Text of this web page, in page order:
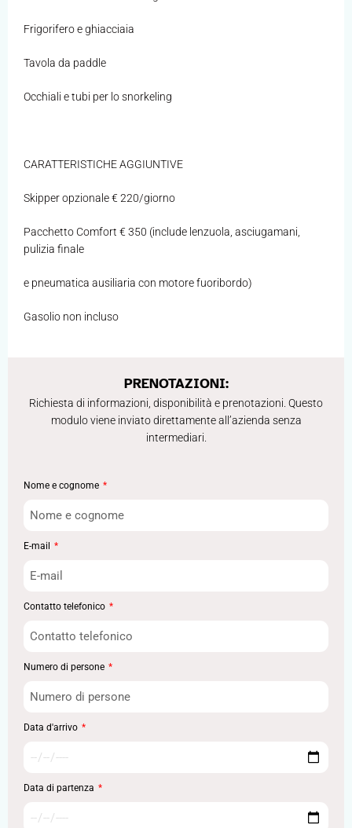
PRENOTAZIONI:
Richiesta di informazioni, disponibilità e prenotazioni. Questo
modulo viene inviato direttamente all’azienda senza
intermediari.
Nome e cognome
E-mail
Contatto telefonico
Numero di persone
Data d'arrivo
Data di partenza
Frigorifero e ghiacciaia
Tavola da paddle
Occhiali e tubi per lo snorkeling
CARATTERISTICHE AGGIUNTIVE
Skipper opzionale € 220/giorno
Pacchetto Comfort € 350 (include lenzuola, asciugamani,
pulizia finale
e pneumatica ausiliaria con motore fuoribordo)
Gasolio non incluso